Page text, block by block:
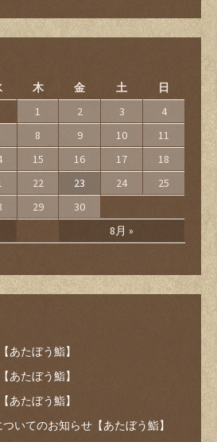
木 金 土 日
8月 »
1 2 3
4
8 9 10
11
15 16 17
18
22 23 24
25
29 30
あたぼう鮨】
あたぼう鮨】
あたぼう鮨】
いてのお知らせ【あたぼう鮨】